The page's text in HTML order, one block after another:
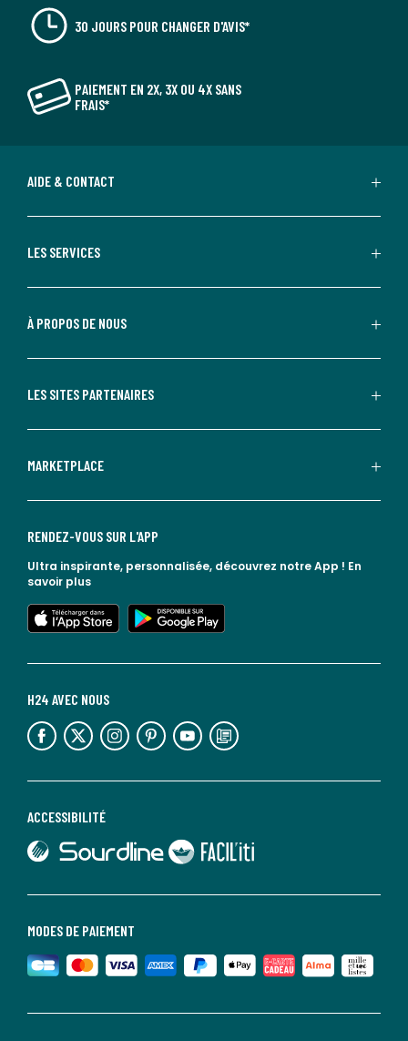
30 JOURS POUR CHANGER D'AVIS*
PAIEMENT EN 2X, 3X OU 4X SANS
FRAIS*
AIDE & CONTACT
LES SERVICES
À PROPOS DE NOUS
LES SITES PARTENAIRES
MARKETPLACE
MODES DE PAIEMENT
ACCESSIBILITÉ
lien vers Sourdline
lien vers Faciliti
H24 AVEC NOUS
lien vers l'espace réseaux sociaux lien vers l'espace réseaux sociaux lien vers l'espace réseaux sociaux lien vers l'espace réseaux sociaux lien vers l'espace réseaux sociaux lien vers le blog la redoute
RENDEZ-VOUS SUR L'APP
Ultra inspirante, personnalisée, découvrez notre App ! En
savoir plus
lien vers l'app store
lien vers google play